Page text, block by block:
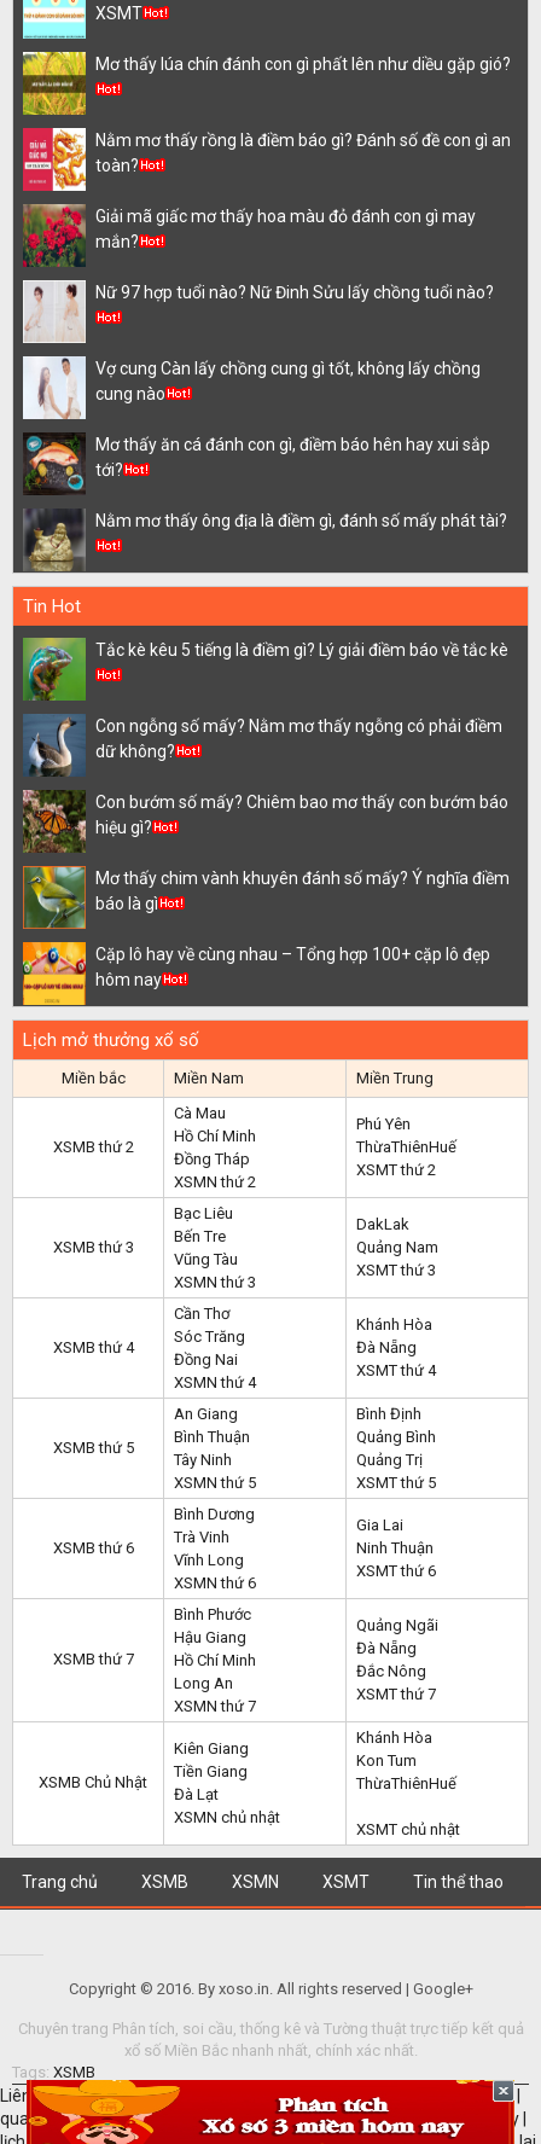
XSMT
Mơ thấy lúa chín đánh con gì phất lên như diều gặp gió?
Nằm mơ thấy rồng là điềm báo gì? Đánh số đề con gì an
toàn?
Giải mã giấc mơ thấy hoa màu đỏ đánh con gì may
mắn?
Nữ 97 hợp tuổi nào? Nữ Đinh Sửu lấy chồng tuổi nào?
Vợ cung Càn lấy chồng cung gì tốt, không lấy chồng
cung nào
Mơ thấy ăn cá đánh con gì, điềm báo hên hay xui sắp
tới?
Nằm mơ thấy ông địa là điềm gì, đánh số mấy phát tài?
Tin Hot
Tắc kè kêu 5 tiếng là điềm gì? Lý giải điềm báo về tắc kè
Con ngỗng số mấy? Nằm mơ thấy ngỗng có phải điềm
dữ không?
Con bướm số mấy? Chiêm bao mơ thấy con bướm báo
hiệu gì?
Mơ thấy chim vành khuyên đánh số mấy? Ý nghĩa điềm
báo là gì
Cặp lô hay về cùng nhau – Tổng hợp 100+ cặp lô đẹp
hôm nay
Lịch mở thưởng xổ số
Miền bắc Miền Nam Miền Trung
XSMB thứ 2
Cà Mau
Hồ Chí Minh
Đồng Tháp
XSMN thứ 2
Phú Yên
ThừaThiênHuế
XSMT thứ 2
XSMB thứ 3
Bạc Liêu
Bến Tre
Vũng Tàu
XSMN thứ 3
DakLak
Quảng Nam
XSMT thứ 3
XSMB thứ 4
Cần Thơ
Sóc Trăng
Đồng Nai
XSMN thứ 4
Khánh Hòa
Đà Nẵng
XSMT thứ 4
XSMB thứ 5
An Giang
Bình Thuận
Tây Ninh
XSMN thứ 5
Bình Định
Quảng Bình
Quảng Trị
XSMT thứ 5
XSMB thứ 6
Bình Dương
Trà Vinh
Vĩnh Long
XSMN thứ 6
Gia Lai
Ninh Thuận
XSMT thứ 6
XSMB thứ 7
Bình Phước
Hậu Giang
Hồ Chí Minh
Long An
XSMN thứ 7
Quảng Ngãi
Đà Nẵng
Đắc Nông
XSMT thứ 7
XSMB Chủ Nhật
Kiên Giang
Tiền Giang
Đà Lạt
XSMN chủ nhật
Khánh Hòa
Kon Tum
ThừaThiênHuế
XSMT chủ nhật
Trang chủ XSMB XSMN XSMT Tin thể thao
Copyright © 2016. By xoso.in. All rights reserved | Google+
Chuyên trang Phân tích, soi cầu, thống kê và Tường thuật trực tiếp kết quả
xổ số Miền Bắc nhanh nhất, chính xác nhất.
Tags: XSMB
Liên kết hữu ích: XemSXMB hôm nay |Xổ số miền bắc quay thu mn|
quay thu mn|dự đoán xổ số miền nam|lịch thi đấu bóng đá hôm nay